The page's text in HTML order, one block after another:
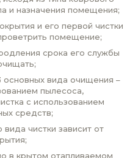
и назначения помещения;
и его первой чистки
помещение;
срока его службы
основных вида очищения –
пылесоса,
с использованием
средств;
вида чистки зависит от
в крытом отапливаемом